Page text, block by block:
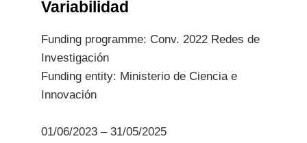
Variabilidad
Funding programme: Conv. 2022 Redes de
Investigación
Funding entity: Ministerio de Ciencia e
Innovación
01/06/2023 – 31/05/2025